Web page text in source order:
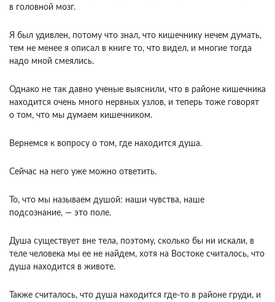
в головной мозг.
Я был удивлен, потому что знал, что кишечнику нечем думать,
тем не менее я описал в книге то, что видел, и многие тогда
надо мной смеялись.
Однако не так давно ученые выяснили, что в районе кишечника
находится очень много нервных узлов, и теперь тоже говорят
о том, что мы думаем кишечником.
Вернемся к вопросу о том, где находится душа.
Сейчас на него уже можно ответить.
То, что мы называем душой: наши чувства, наше
подсознание, — это поле.
Душа существует вне тела, поэтому, сколько бы ни искали, в
теле человека мы ее не найдем, хотя на Востоке считалось, что
душа находится в животе.
Также считалось, что душа находится где-то в районе груди, и